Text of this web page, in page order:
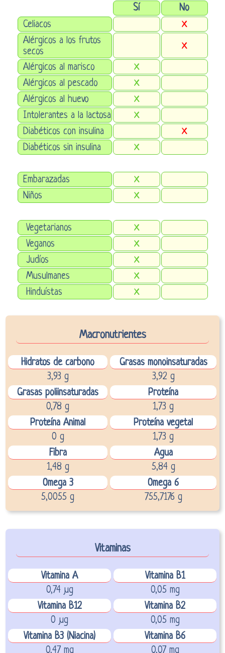
Sí
No
Celiacos
X
Alérgicos a los frutos
secos
X
Alérgicos al marisco X
Alérgicos al pescado X
Alérgicos al huevo X
Intolerantes a la lactosa X
Diabéticos con insulina X
Diabéticos sin insulina X
Embarazadas X
Niños X
Vegetarianos X
Veganos X
Judíos X
Musulmanes X
Hinduístas X
Macronutrientes
Hidratos de carbono
Grasas monoinsaturadas
3,93 g
3,92 g
Grasas poliinsaturadas
Proteína
0,78 g
1,73 g
Proteína Animal
Proteína vegetal
0 g
1,73 g
Fibra
Agua
1,48 g
5,84 g
Omega 3
Omega 6
5,0055 g
755,7176 g
Vitaminas
Vitamina A
Vitamina B1
0,74 µg
0,05 mg
Vitamina B12
Vitamina B2
0 µg
0,05 mg
Vitamina B3 (Niacina)
Vitamina B6
0,47 mg
0,07 mg